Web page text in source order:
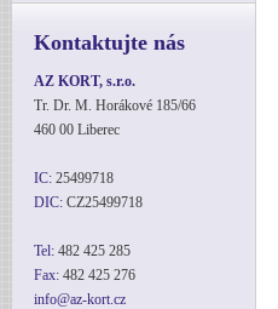
Kontaktujte nás
AZ KORT, s.r.o.
Tr. Dr. M. Horákové 185/66
460 00 Liberec
IC: 25499718
DIC: CZ25499718
Tel: 482 425 285
Fax: 482 425 276
info@az-kort.cz